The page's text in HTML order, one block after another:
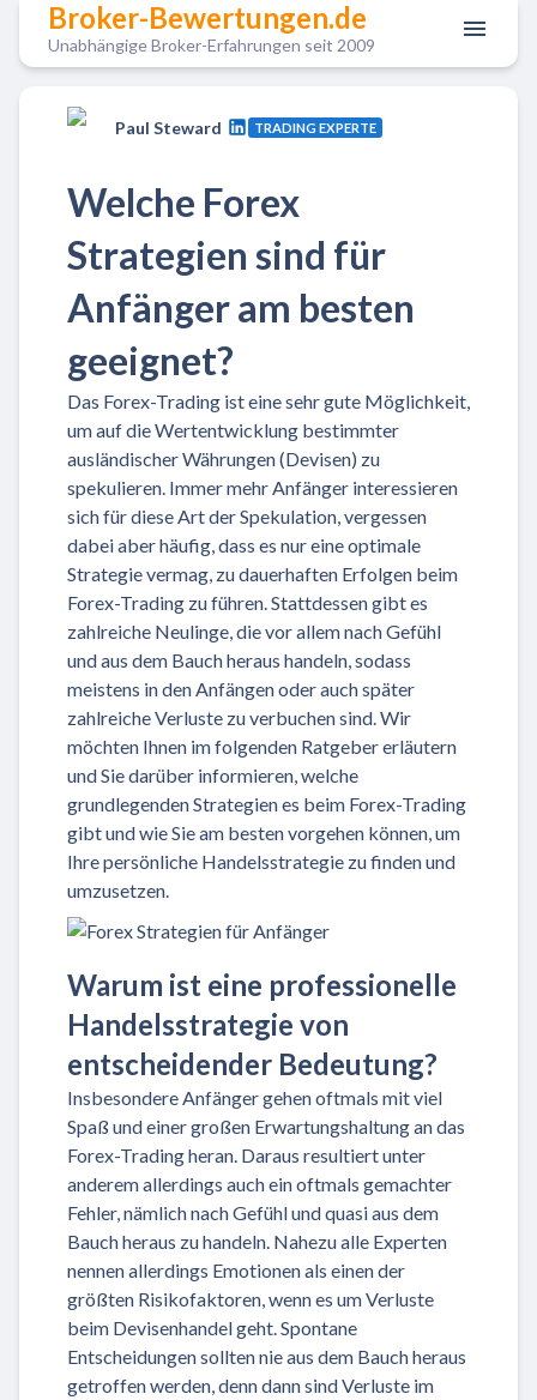
Broker-Bewertungen.de
Unabhängige Broker-Erfahrungen seit 2009
Paul Steward TRADING EXPERTE
Welche Forex
Strategien sind für
Anfänger am besten
geeignet?
Das Forex-Trading ist eine sehr gute Möglichkeit,
um auf die Wertentwicklung bestimmter
ausländischer Währungen (Devisen) zu
spekulieren. Immer mehr Anfänger interessieren
sich für diese Art der Spekulation, vergessen
dabei aber häufig, dass es nur eine optimale
Strategie vermag, zu dauerhaften Erfolgen beim
Forex-Trading zu führen. Stattdessen gibt es
zahlreiche Neulinge, die vor allem nach Gefühl
und aus dem Bauch heraus handeln, sodass
meistens in den Anfängen oder auch später
zahlreiche Verluste zu verbuchen sind. Wir
möchten Ihnen im folgenden Ratgeber erläutern
und Sie darüber informieren, welche
grundlegenden Strategien es beim Forex-Trading
gibt und wie Sie am besten vorgehen können, um
Ihre persönliche Handelsstrategie zu finden und
umzusetzen.
Warum ist eine professionelle
Handelsstrategie von
entscheidender Bedeutung?
Insbesondere Anfänger gehen oftmals mit viel
Spaß und einer großen Erwartungshaltung an das
Forex-Trading heran. Daraus resultiert unter
anderem allerdings auch ein oftmals gemachter
Fehler, nämlich nach Gefühl und quasi aus dem
Bauch heraus zu handeln. Nahezu alle Experten
nennen allerdings Emotionen als einen der
größten Risikofaktoren, wenn es um Verluste
beim Devisenhandel geht. Spontane
Entscheidungen sollten nie aus dem Bauch heraus
getroffen werden, denn dann sind Verluste im